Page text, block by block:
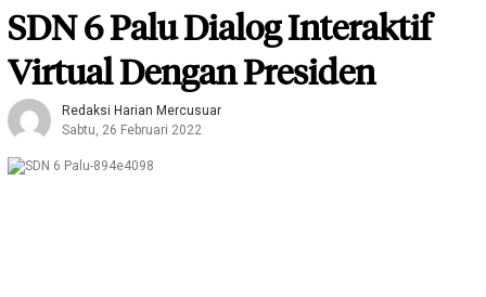
SDN 6 Palu Dialog Interaktif
Virtual Dengan Presiden
Redaksi Harian Mercusuar
Sabtu, 26 Februari 2022